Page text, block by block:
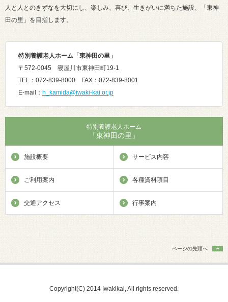
人と人とのきずなを大切にし、楽しみ、喜び、生きがいに満ちた施設、「東神
田の里」を目指します。
特別養護老人ホーム「東神田の里」
〒572-0045 寝屋川市東神田町19-1
TEL：072-839-8000 FAX：072-839-8001
E-mail： h_kamida@iwaki-kai.or.jp
特別養護老人ホーム
「東神田の里」
施設概要 サービス内容
ご利用案内 各種資料項目
交通アクセス 行事案内
ページの先頭へ
Copyright(C) 2014 Iwakikai, All rights reserved.